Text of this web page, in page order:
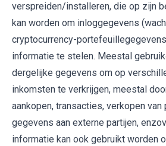
verspreiden/installeren, die op zijn
kan worden om inloggegevens
cryptocurrency-
informatie te stelen. Meestal
dergelijke gegevens om op
inkomsten te verkrijgen, meestal
aankopen, transacties, verkopen van
gegevens aan externe partijen,
informatie kan ook gebruikt worden